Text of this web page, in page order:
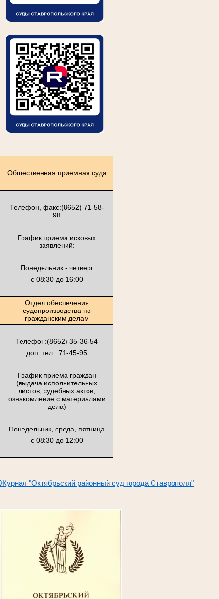
Общественная приемная суда
Телефон, факс:(8652) 71-58-
98
График приема исковых
заявлений:
Понедельник - четверг
с 08:30 до 16:00
Отдел обеспечения
судопроизводства по
гражданским делам
Телефон:(8652) 35-36-54
доп. тел.: 71-45-95
График приема граждан
(выдача исполнительных
листов, судебных актов,
ознакомление с материалами
дела)
Понедельник, среда, пятница
с 08:30 до 12:00
Журнал "Октябрьский районный суд города Ставрополя"